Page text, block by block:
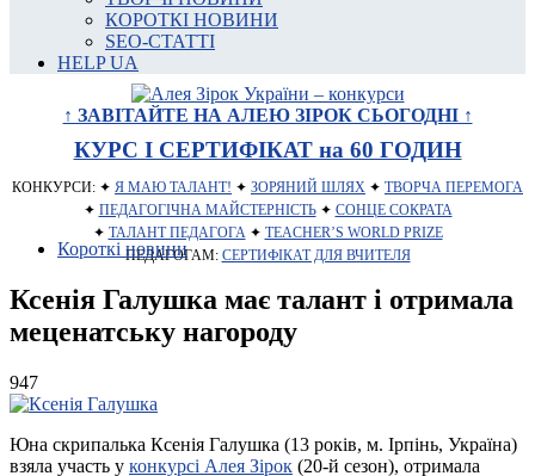
КОРОТКІ НОВИНИ
SEO-СТАТТІ
HELP UA
↑ ЗАВІТАЙТЕ НА АЛЕЮ ЗІРОК СЬОГОДНІ ↑
КУРС І СЕРТИФІКАТ на 60 ГОДИН
КОНКУРСИ: ✦ Я МАЮ ТАЛАНТ! ✦ ЗОРЯНИЙ ШЛЯХ ✦ ТВОРЧА ПЕРЕМОГА
✦ ПЕДАГОГІЧНА МАЙСТЕРНІСТЬ✦ СОНЦЕ СОКРАТА
✦ ТАЛАНТ ПЕДАГОГА✦ TEACHER’S WORLD PRIZE
ПЕДАГОГАМ: СЕРТИФІКАТ ДЛЯ ВЧИТЕЛЯ
Короткі новини
Ксенія Галушка має талант і отримала
меценатську нагороду
947
Юна скрипалька Ксенія Галушка (13 років, м. Ірпінь, Україна)
взяла участь у конкурсі Алея Зірок (20-й сезон), отримала